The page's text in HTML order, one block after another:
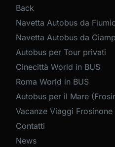
Back
Navetta Autobus da
Navetta Autobus da
Autobus per Tour privati
Cinecittà World in BUS
Roma World in BUS
Autobus per il Mare
Vacanze Viaggi Frosinone
Contatti
News